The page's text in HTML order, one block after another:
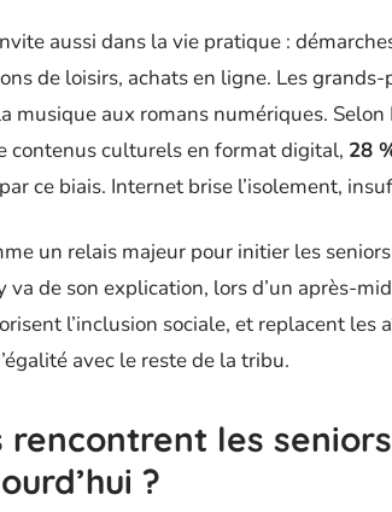
aussi dans la vie pratique :
de loisirs, achats en ligne. Les
musique aux romans numériques. Selon
contenus culturels en format digital, 28
ce biais. Internet brise l’isolement,
un relais majeur pour initier les
de son explication, lors d’un après-
l’inclusion sociale, et replacent les
avec le reste de la tribu.
rencontrent les
?